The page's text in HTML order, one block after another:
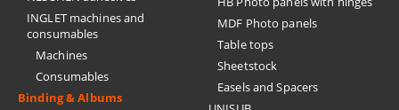
INGLET machines and
consumables
Machines
Consumables
Binding & Albums
MDF Photo panels
Table tops
Sheetstock
Easels and Spacers